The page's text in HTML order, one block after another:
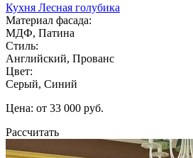
Кухня Лесная голубика
Материал фасада:
МДФ, Патина
Стиль:
Английский, Прованс
Цвет:
Серый, Синий
Цена: от 33 000 руб.
Рассчитать